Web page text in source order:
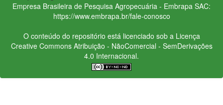
Empresa Brasileira de Pesquisa Agropecuária - Embrapa SAC:
https://www.embrapa.br/fale-conosco
O conteúdo do repositório está licenciado sob a Licença
Creative CommonsAtribuição - NãoComercial - SemDerivações
4.0 Internacional.